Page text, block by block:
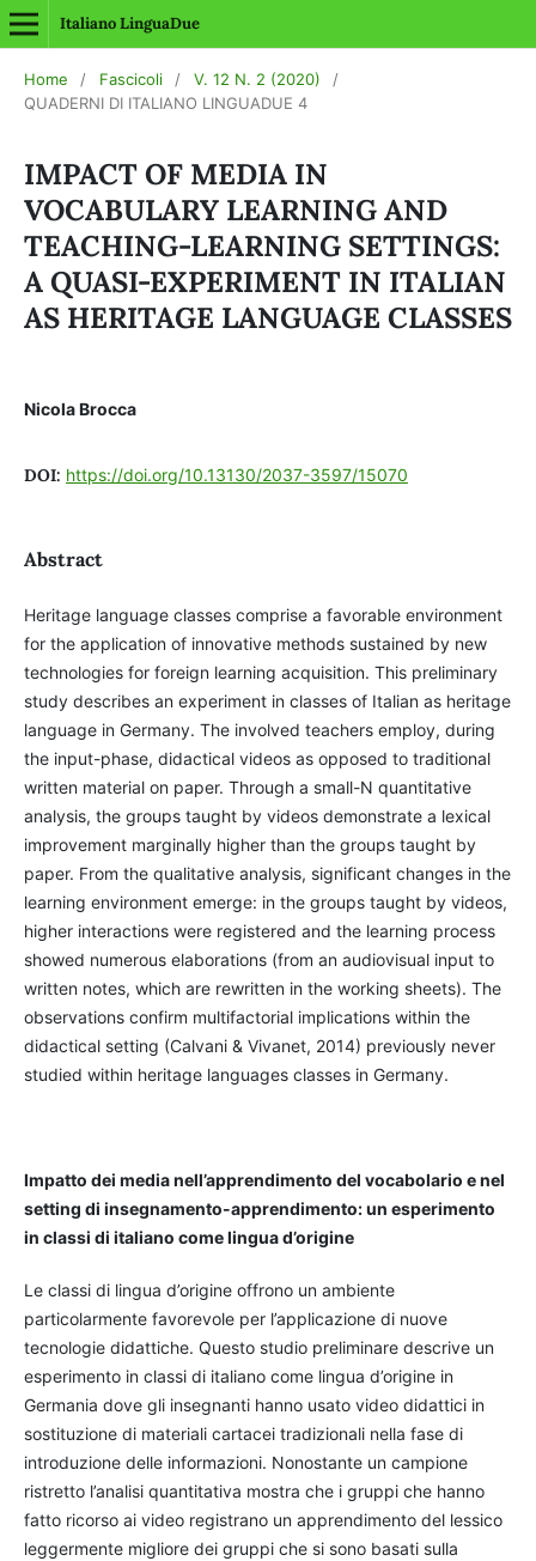
Italiano LinguaDue
Home / Fascicoli / V. 12 N. 2 (2020)
/
QUADERNI DI ITALIANO LINGUADUE 4
IMPACT OF MEDIA IN
VOCABULARY LEARNING AND
TEACHING-LEARNING SETTINGS:
A QUASI-EXPERIMENT IN ITALIAN
AS HERITAGE LANGUAGE CLASSES
Nicola Brocca
DOI: https://doi.org/10.13130/2037-3597/15070
Abstract
Heritage language classes comprise a favorable environment
for the application of innovative methods sustained by new
technologies for foreign learning acquisition. This preliminary
study describes an experiment in classes of Italian as heritage
language in Germany. The involved teachers employ, during
the input-phase, didactical videos as opposed to traditional
written material on paper. Through a small-N quantitative
analysis, the groups taught by videos demonstrate a lexical
improvement marginally higher than the groups taught by
paper. From the qualitative analysis, significant changes in the
learning environment emerge: in the groups taught by videos,
higher interactions were registered and the learning process
showed numerous elaborations (from an audiovisual input to
written notes, which are rewritten in the working sheets). The
observations confirm multifactorial implications within the
didactical setting (Calvani & Vivanet, 2014) previously never
studied within heritage languages classes in Germany.
Impatto dei media nell’apprendimento del vocabolario e nel
setting di insegnamento-apprendimento: un esperimento
in classi di italiano come lingua d’origine
Le classi di lingua d’origine offrono un ambiente
particolarmente favorevole per l’applicazione di nuove
tecnologie didattiche. Questo studio preliminare descrive un
esperimento in classi di italiano come lingua d’origine in
Germania dove gli insegnanti hanno usato video didattici in
sostituzione di materiali cartacei tradizionali nella fase di
introduzione delle informazioni. Nonostante un campione
ristretto l’analisi quantitativa mostra che i gruppi che hanno
fatto ricorso ai video registrano un apprendimento del lessico
leggermente migliore dei gruppi che si sono basati sulla